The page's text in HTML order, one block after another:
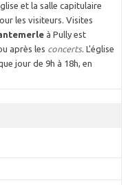
et la salle capitulaire
les visiteurs. Visites
à Pully est
après les concerts. L'église
jour de 9h à 18h, en